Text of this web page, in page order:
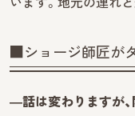
■ショージ師匠が
―話は変わりますが